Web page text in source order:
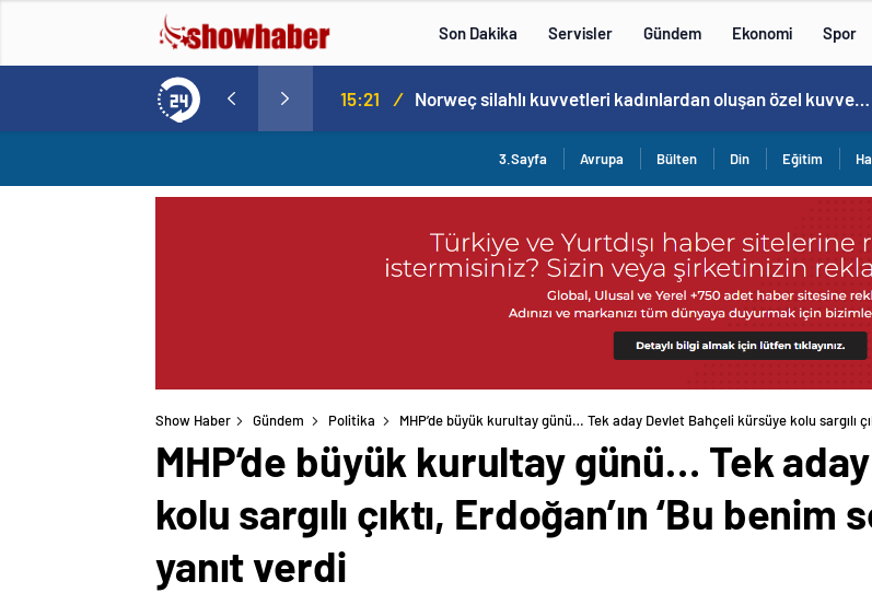
Son Dakika Servisler Gündem Ekonomi Spor
Tam 5 futbolcu…. 15:21 / Norweç silahlı kuvvetleri kadınlardan oluşan özel kuvvetler eğitimlerini başlattı.
3.Sayfa Avrupa Bülten Din Eğitim
Show Haber Gündem Politika MHP’de büyük kurultay günü… Tek aday Devlet Bahçeli kürsüye kolu sargılı
MHP’de büyük kurultay günü… Tek
kolu sargılı çıktı, Erdoğan’ın ‘Bu
yanıt verdi